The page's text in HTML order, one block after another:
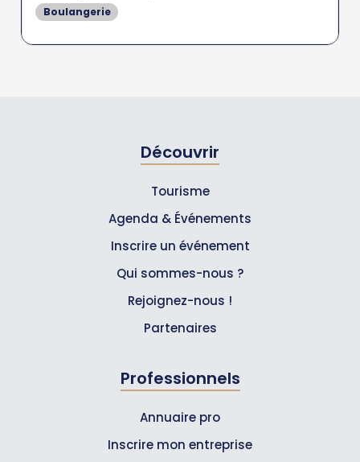
Boulangerie
Découvrir
Tourisme
Agenda & Événements
Inscrire un événement
Qui sommes-nous ?
Rejoignez-nous !
Partenaires
Professionnels
Annuaire pro
Inscrire mon entreprise